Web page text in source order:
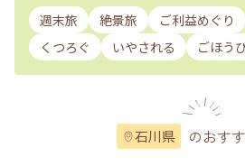
週末旅 絶景旅 ご利益めぐり
くつろぐ
いやされる ごほう
石川県 のおす